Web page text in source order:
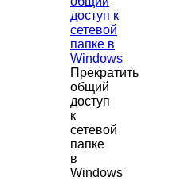
Прекратить
общий
доступ
к
сетевой
папке
в
Windows